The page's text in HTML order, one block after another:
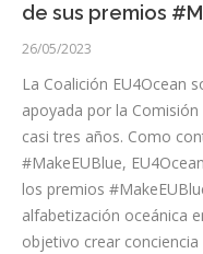
de sus premios
26/05/2023
La Coalición EU4Ocean
apoyada por la
casi tres años. Como
#MakeEUBlue,
los premios
alfabetización oceánica
objetivo crear